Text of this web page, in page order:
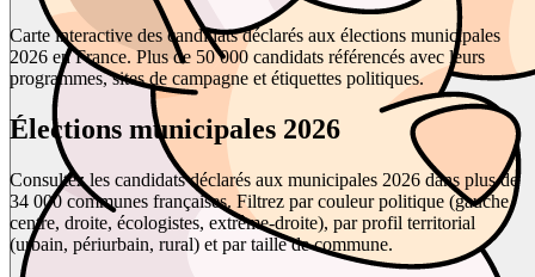
Carte interactive des candidats déclarés aux élections municipales
2026 en France. Plus de 50 000 candidats référencés avec leurs
programmes, sites de campagne et étiquettes politiques.
Élections municipales 2026
Consultez les candidats déclarés aux municipales 2026 dans plus de
34 000 communes françaises. Filtrez par couleur politique (gauche,
centre, droite, écologistes, extrême-droite), par profil territorial
(urbain, périurbain, rural) et par taille de commune.